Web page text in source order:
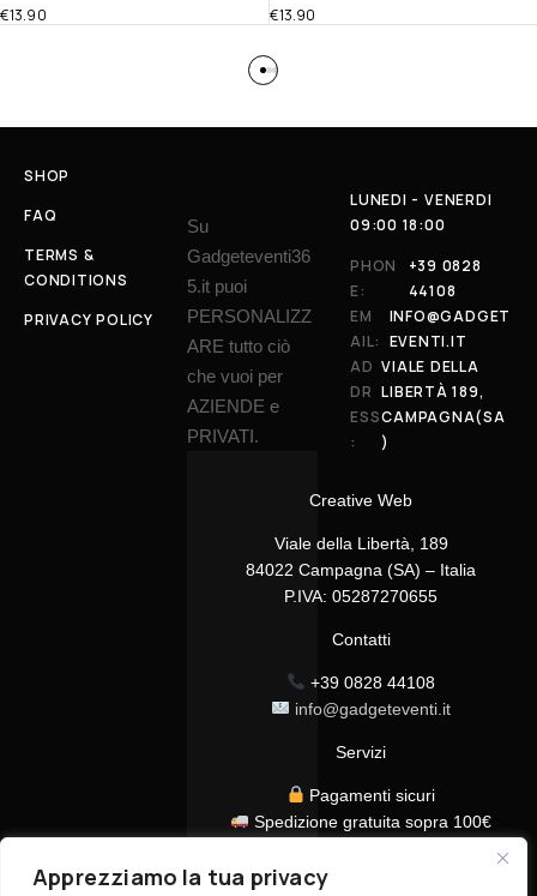
Apprezziamo la tua privacy
€13.90 €13.90
SHOP
FAQ
TERMS &
CONDITIONS
PRIVACY POLICY
Su
Gadgeteventi36
5.it puoi
PERSONALIZZ
ARE tutto ciò
che vuoi per
AZIENDE e
PRIVATI.
Creative Web
Viale della Libertà, 189
84022 Campagna (SA) – Italia
P.IVA: 05287270655
Contatti
+39 0828 44108
info@gadgeteventi.it
Servizi
Pagamenti sicuri
Spedizione gratuita sopra 100€
Assistenza clienti dedicata
LUNEDI - VENERDI
09:00 18:00
PHON
E:
+39 0828
44108
EM
AIL:
INFO@GADGET
EVENTI.IT
AD
DR
ESS
:
VIALE DELLA
LIBERTÀ 189,
CAMPAGNA(SA
)